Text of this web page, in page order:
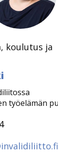
koulutus ja
työelämän